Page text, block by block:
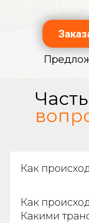
Как
Как
Какими